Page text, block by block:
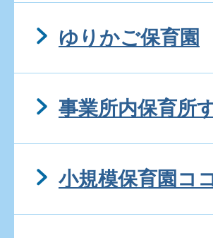
ゆりかご保育園
事業所内保育所
小規模保育園コ